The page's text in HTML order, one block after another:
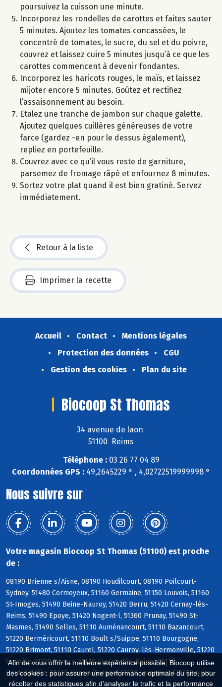
Afin de vous offrir la meilleure expérience possible, Biocoop utilise
des cookies : pour assurer une performance optimale du site, pour
récolter des statistiques afin d'analyser le trafic et la performance
poursuivez la cuisson une minute.
Incorporez les rondelles de carottes et faites sauter
5 minutes. Ajoutez les tomates concassées, le
concentré de tomates, le sucre, du sel et du poivre,
couvrez et laissez cuire 5 minutes jusqu’à ce que les
carottes commencent à devenir fondantes.
Incorporez les haricots rouges, le maïs, et laissez
mijoter encore 5 minutes. Goûtez et rectifiez
l’assaisonnement au besoin.
Etalez une tranche de jambon sur chaque galette.
Ajoutez quelques cuillères généreuses de votre
farce (gardez -en pour le dessus également),
repliez en portefeuille.
Couvrez avec ce qu’il vous reste de garniture,
parsemez de fromage râpé et enfournez 8 minutes.
Sortez votre plat quand il est bien gratiné. Servez
immédiatement.
Retour à la liste
Imprimer la recette
Accueil Contact
Mentions légales
Protection des données
CGU
Gestion des cookies
Plan du site
Biocoop St Thomas
34 avenue de laon
51100 Reims
Téléphone :03 26 77 04 89
Coordonnées GPS : 49,2645229 ° , 4,02722519999998 °
Nous suivre sur
Votre magasin Biocoop St Thomas (51100) est proche
de :
08190 Brienne s/Aisne, 08190 Houdilcourt, 08190 Poilcourt-
Sydney, 51480 Cormoyeux, 51160 Germaine, 51150 Louvois, 51160
St-Imoges, 51490 Beine-Nauroy, 51420 Berru, 51420 Cernay-lès-
Reims, 51490 Epoye, 51420 Nogent-l, 51360 Prunay, 51490 St-
Masmes, 51490 Selles, 51110 Auménancourt, 51110 Bazancourt,
51220 Berméricourt, 51110 Boult s/Suippe, 51110 Bourgogne,
51220 Brimont, 51110 Caurel, 51220 Cauroy-lès-Hermonville, 51220
Cormicy, 51220 Courcy, 51110 Fresne-lès-Reims, 51110
Heutrégiville, 51110 Isles s/Suippe, 51110 Lavannes, 51220 Loivre